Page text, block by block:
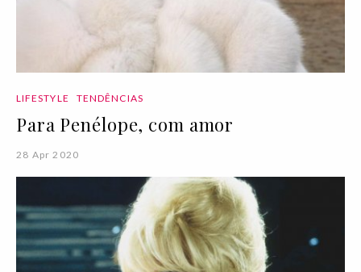
LIFESTYLE TENDÊNCIAS
Para Penélope, com amor
28 Apr 2020